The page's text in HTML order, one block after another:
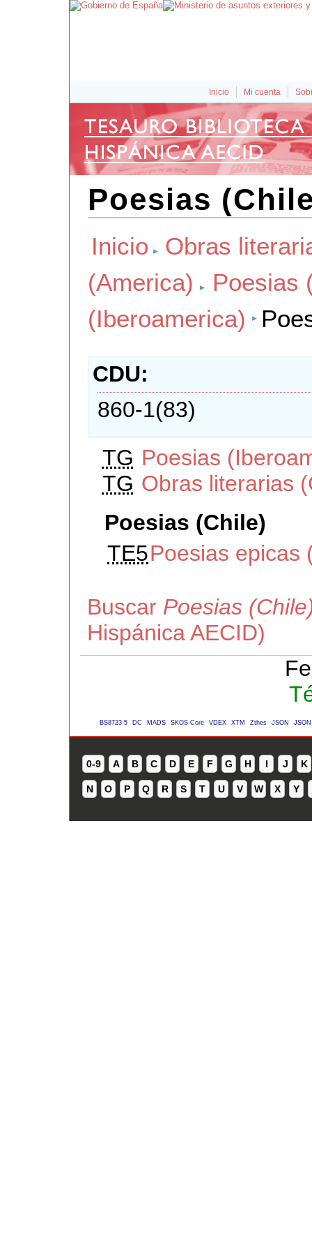
Inicio Mi cuenta
Poesias
Inicio
Obras
(America)
Poesias
(Iberoamerica)
CDU
860-1(83)
TG Poesias
TG Obras literarias
Poesias (Chile)
TE5Poesias epicas
Buscar Poesias
Hispánica AECID)
BS8723-5 DC MADS SKOS-Core VDEX XTM Zthes JSON
0-9 A B C D E F G H I J K
N O P Q R S T U V W X Y